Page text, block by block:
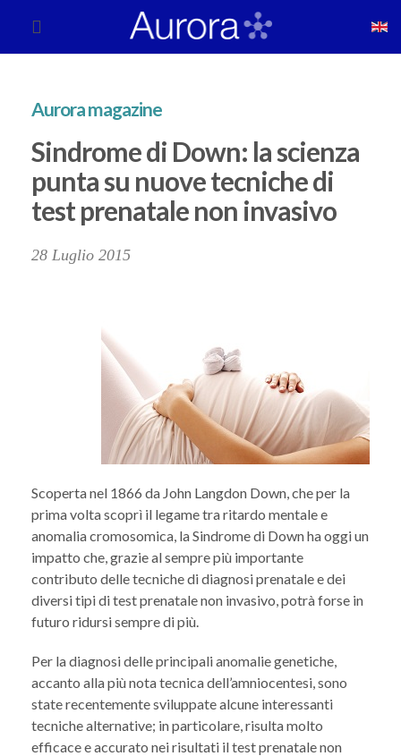
Aurora magazine
Sindrome di Down: la scienza
punta su nuove tecniche di
test prenatale non invasivo
28 Luglio 2015
Scoperta nel 1866 da John Langdon Down, che per la
prima volta scoprì il legame tra ritardo mentale e
anomalia cromosomica, la Sindrome di Down ha oggi un
impatto che, grazie al sempre più importante
contributo delle tecniche di diagnosi prenatale e dei
diversi tipi di test prenatale non invasivo, potrà forse in
futuro ridursi sempre di più.
Per la diagnosi delle principali anomalie genetiche,
accanto alla più nota tecnica dell’amniocentesi, sono
state recentemente sviluppate alcune interessanti
tecniche alternative; in particolare, risulta molto
efficace e accurato nei risultati il test prenatale non